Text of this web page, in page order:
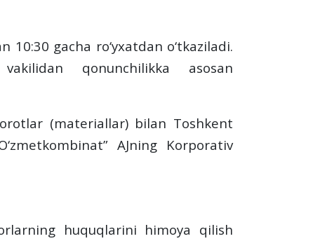
10:30 gacha ro‘yxatdan o‘tkaziladi.
qonunchilikka asosan
(materiallar) bilan Toshkent
AJning Korporativ
huquqlarini himoya qilish